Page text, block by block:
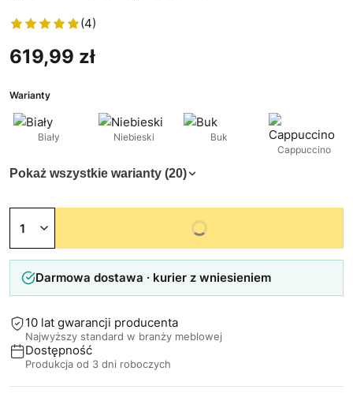
(4)
619,99 zł
Warianty
Biały Niebieski
Buk
Cappuccino
Pokaż wszystkie warianty (20)
Niedostępny
Darmowa dostawa · kurier z wniesieniem
10 lat gwarancji producenta
Najwyższy standard w branży meblowej
Dostępność
Produkcja od 3 dni roboczych